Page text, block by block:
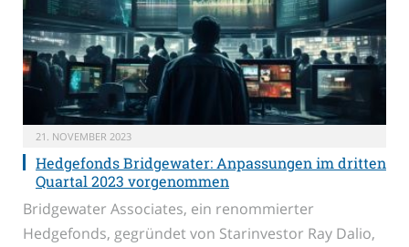
21. NOVEMBER 2023
Hedgefonds Bridgewater: Anpassungen im dritten
Quartal 2023 vorgenommen
Bridgewater Associates, ein renommierter
Hedgefonds, gegründet von Starinvestor Ray Dalio,